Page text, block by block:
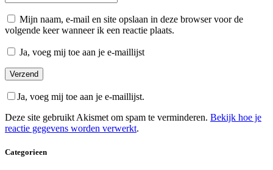
Mijn naam, e-mail en site opslaan in deze browser voor de
volgende keer wanneer ik een reactie plaats.
Ja, voeg mij toe aan je e-maillijst
Ja, voeg mij toe aan je e-maillijst.
Deze site gebruikt Akismet om spam te verminderen. Bekijk hoe je
reactie gegevens worden verwerkt.
Categorieen